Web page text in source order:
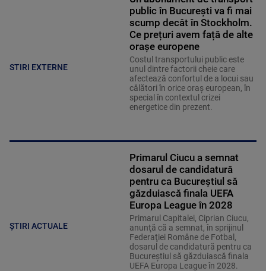
STIRI EXTERNE
public în București va fi mai
scump decât în Stockholm.
Ce prețuri avem față de alte
orașe europene
Costul transportului public este
unul dintre factorii cheie care
afectează confortul de a locui sau
călători în orice oraș european, în
special în contextul crizei
energetice din prezent.
ȘTIRI ACTUALE
Primarul Ciucu a semnat
dosarul de candidatură
pentru ca Bucureştiul să
găzduiască finala UEFA
Europa League în 2028
Primarul Capitalei, Ciprian Ciucu,
anunţă că a semnat, în sprijinul
Federaţiei Române de Fotbal,
dosarul de candidatură pentru ca
Bucureştiul să găzduiască finala
UEFA Europa League în 2028.